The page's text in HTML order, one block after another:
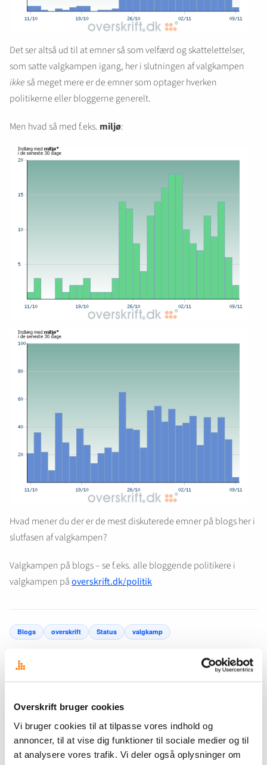
Overskrift bruger cookies
Vi bruger cookies til at tilpasse vores indhold og
annoncer, til at vise dig funktioner til sociale medier og til
at analysere vores trafik. Vi deler også oplysninger om
Det ser altså ud til at emner så som velfærd og skattelettelser,
som satte valgkampen igang, her i slutningen af valgkampen
ikkeså meget mere er de emner som optager hverken
politikerne eller bloggerne generelt.
Men hvad så med f.eks. miljø:
Hvad mener du der er de mest diskuterede emner på blogs her i
slutfasen af valgkampen?
Valgkampen på blogs – se f.eks. alle bloggende politikere i
valgkampen påoverskrift.dk/politik
Blogs overskrift Status valgkamp
← FORRIGE
og blogs
NÆSTE →